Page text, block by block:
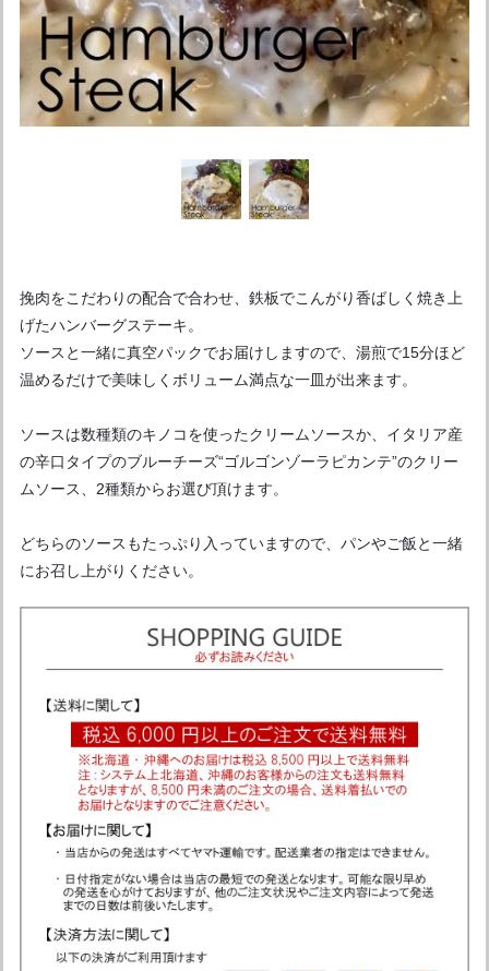
挽肉をこだわりの配合で合わせ、鉄板でこんがり香ばしく焼き上
げたハンバーグステーキ。
ソースと一緒に真空パックでお届けしますので、湯煎で15分ほど
温めるだけで美味しくボリューム満点な一皿が出来ます。
ソースは数種類のキノコを使ったクリームソースか、イタリア産
の辛口タイプのブルーチーズ“ゴルゴンゾーラピカンテ”のクリー
ムソース、2種類からお選び頂けます。
どちらのソースもたっぷり入っていますので、パンやご飯と一緒
にお召し上がりください。